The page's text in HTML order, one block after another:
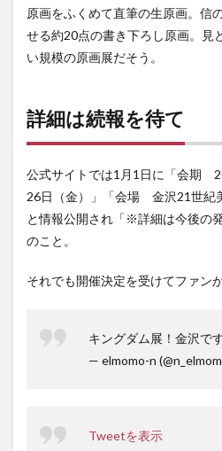
原画をふくめて直筆の生原画。信
せる約20点の書き下ろし原画。見
い規模の原画展だそう。
詳細は続報を待て
公式サイトでは1月1日に「会期
26日（金）」「会場 金沢21世紀
と情報公開され「※詳細は今後の
のこと。
それでも開催決定を受けてファン
キングダム展！金沢で
— elmomo-n
Tweetを表示